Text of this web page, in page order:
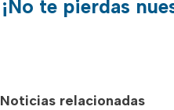
¡No te pierdas
Noticias relacionadas